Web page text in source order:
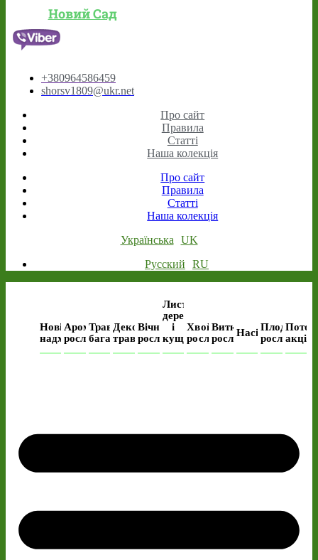
Новий Сад
+380964586459
shorsv1809@ukr.net
Про сайт
Правила
Статті
Наша колекція
Про сайт
Правила
Статті
Наша колекція
Українська
UK
Русский
RU
Нові
надходження
Ароматичні
рослини
Трав’янисті
багаторічні
Декоративні
трави
Вічнозелені
рослини
Листяні
дерева
і
кущі
Хвойні
рослини
Виткі
рослиниНасінняПлодові
рослини
акція